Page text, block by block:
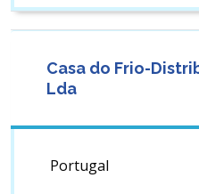
Casa do Frio-
Lda
Portugal